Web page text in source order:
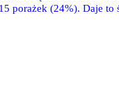
porażek (24%). Daje to